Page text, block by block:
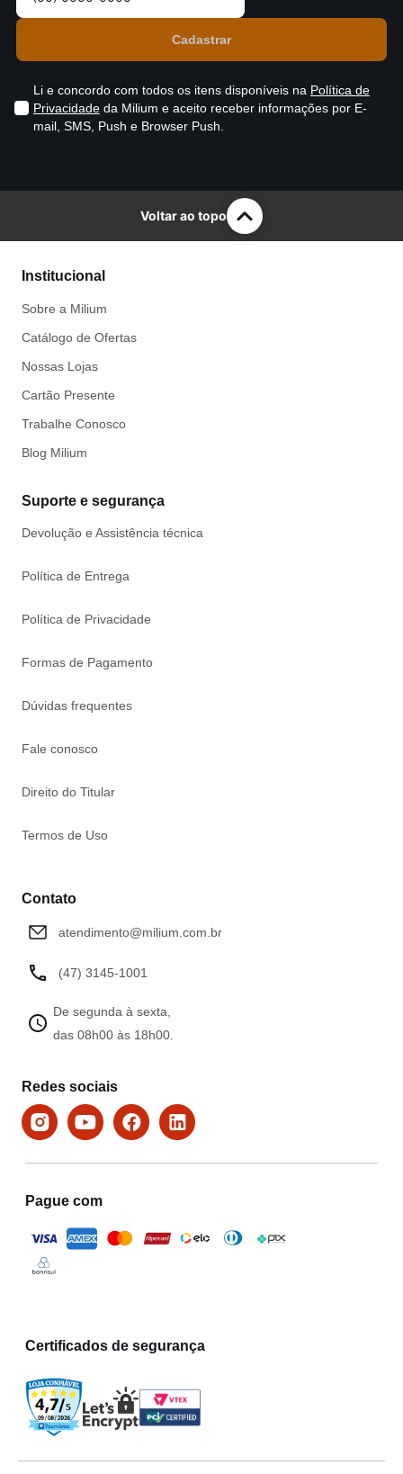
Li e concordo com todos os itens disponíveis na Política de
Privacidade da Milium e aceito receber informações por E-
mail, SMS, Push e Browser Push.
Voltar ao topo
Institucional
Sobre a Milium
Catálogo de Ofertas
Nossas Lojas
Cartão Presente
Trabalhe Conosco
Blog Milium
Suporte e segurança
Devolução e Assistência técnica
Política de Entrega
Política de Privacidade
Formas de Pagamento
Dúvidas frequentes
Fale conosco
Direito do Titular
Termos de Uso
Contato
atendimento@milium.com.br
(47) 3145-1001
De segunda à sexta,
das 08h00 às 18h00.
Redes sociais
Pague com
Certificados de segurança